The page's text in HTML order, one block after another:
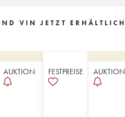
VIN JETZT ERHÄLTLICH
AUKTION FESTPREISE AUKTION